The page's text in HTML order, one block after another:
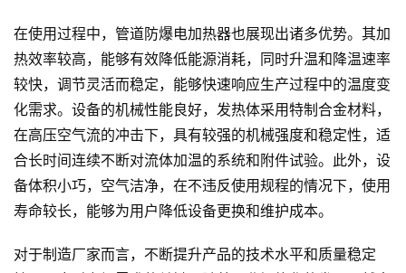
在使用过程中，管道防爆电加热器也展现出诸多优势。其加
热效率较高，能够有效降低能源消耗，同时升温和降温速率
较快，调节灵活而稳定，能够快速响应生产过程中的温度变
化需求。设备的机械性能良好，发热体采用特制合金材料，
在高压空气流的冲击下，具有较强的机械强度和稳定性，适
合长时间连续不断对流体加温的系统和附件试验。此外，设
备体积小巧，空气洁净，在不违反使用规程的情况下，使用
寿命较长，能够为用户降低设备更换和维护成本。
对于制造厂家而言，不断提升产品的技术水平和质量稳定